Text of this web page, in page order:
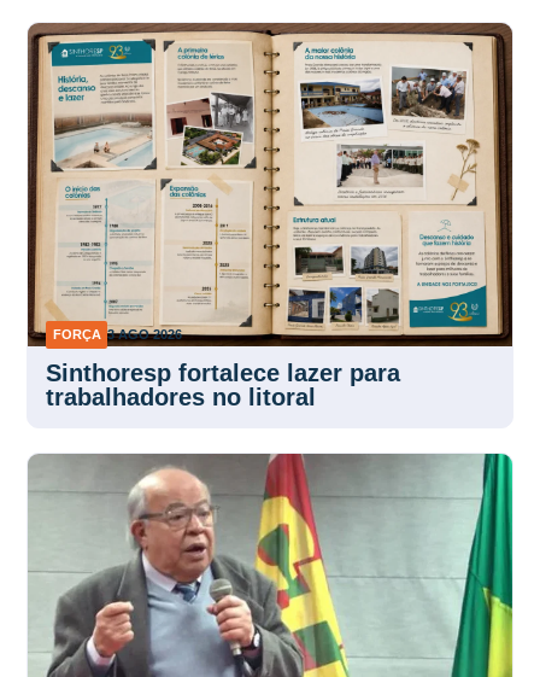
FORÇA 3 AGO 2026
Sinthoresp fortalece lazer para
trabalhadores no litoral